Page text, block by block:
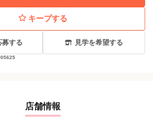
キープする
募する 見学を希望する
店舗情報